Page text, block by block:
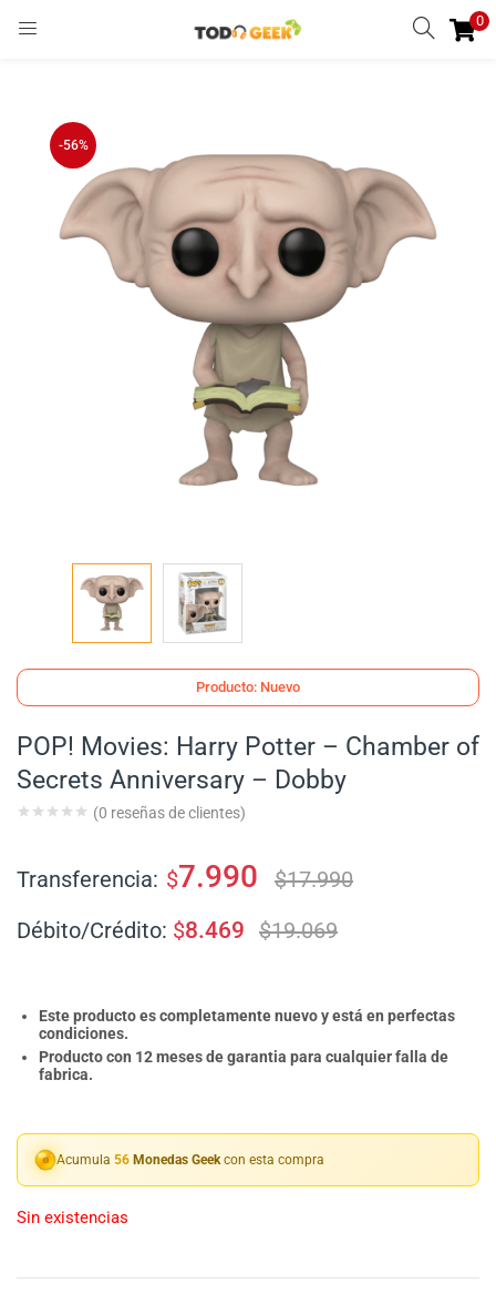
0
-56%
Producto: Nuevo
POP! Movies: Harry Potter – Chamber of
Secrets Anniversary – Dobby
(0 reseñas de clientes)
Transferencia: $7.990 $17.990
Débito/Crédito: $8.469 $19.069
Este producto es completamente nuevo y está en perfectas
condiciones.
Producto con 12 meses de garantia para cualquier falla de
fabrica.
Acumula 56 Monedas Geek con esta compra
Sin existencias
REGISTRARSE
Remember me
Ingresar
Lost password?